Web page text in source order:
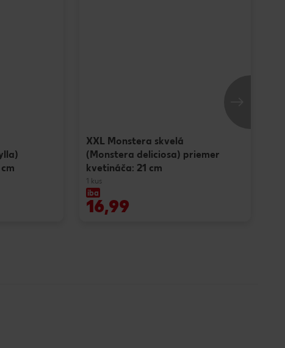
XXL Monstera skvelá
(Monstera deliciosa) priemer
kvetináča: 21 cm
1 kus
iba
16,99